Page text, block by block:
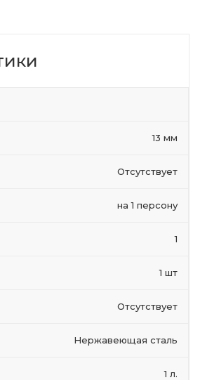
13 мм
Отсутствует
на 1 персону
1
1 шт
Отсутствует
Нержавеющая сталь
1 л.